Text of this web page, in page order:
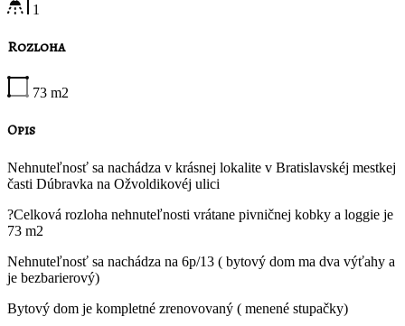
1
Rozloha
73 m2
Opis
Nehnuteľnosť sa nachádza v krásnej lokalite v Bratislavskéj mestkej
časti Dúbravka na Ožvoldikovéj ulici
?Celková rozloha nehnuteľnosti vrátane pivničnej kobky a loggie je
73 m2
Nehnuteľnosť sa nachádza na 6p/13 ( bytový dom ma dva výťahy a
je bezbarierový)
Bytový dom je kompletné zrenovovaný ( menené stupačky)